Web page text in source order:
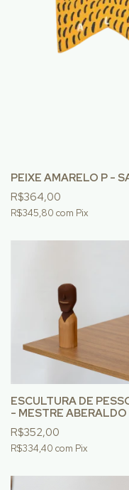
PEIXE AMARELO P -
R$364,00
R$345,80 com Pix
ESCULTURA DE
- MESTRE ABERALDO
R$352,00
R$334,40 com Pix